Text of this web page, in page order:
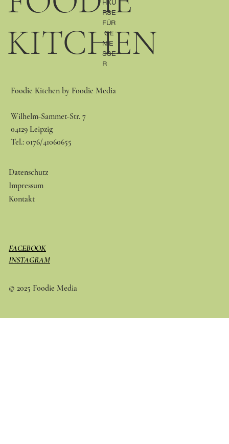
KITCHEN
HKU
RSE
FÜR
GE
NIE
SSE
R
Foodie Kitchen by Foodie Media
Wilhelm-Sammet-Str. 7
04129 Leipzig
Tel.: 0176/41060655
Datenschutz
Impressum
Kontakt
FACEBOOK
INSTAGRAM
© 2025 Foodie Media